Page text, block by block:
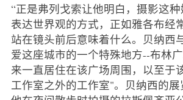
“正是弗列戈索让他明白，摄影这
表达世界观的方式，正如雅各布经
站在镜头前后意味着什么。贝纳西
爱这座城市的一个特殊地方--布林
来一直居住在该广场周围，以至于
工作室之外的工作室"。贝纳西的展